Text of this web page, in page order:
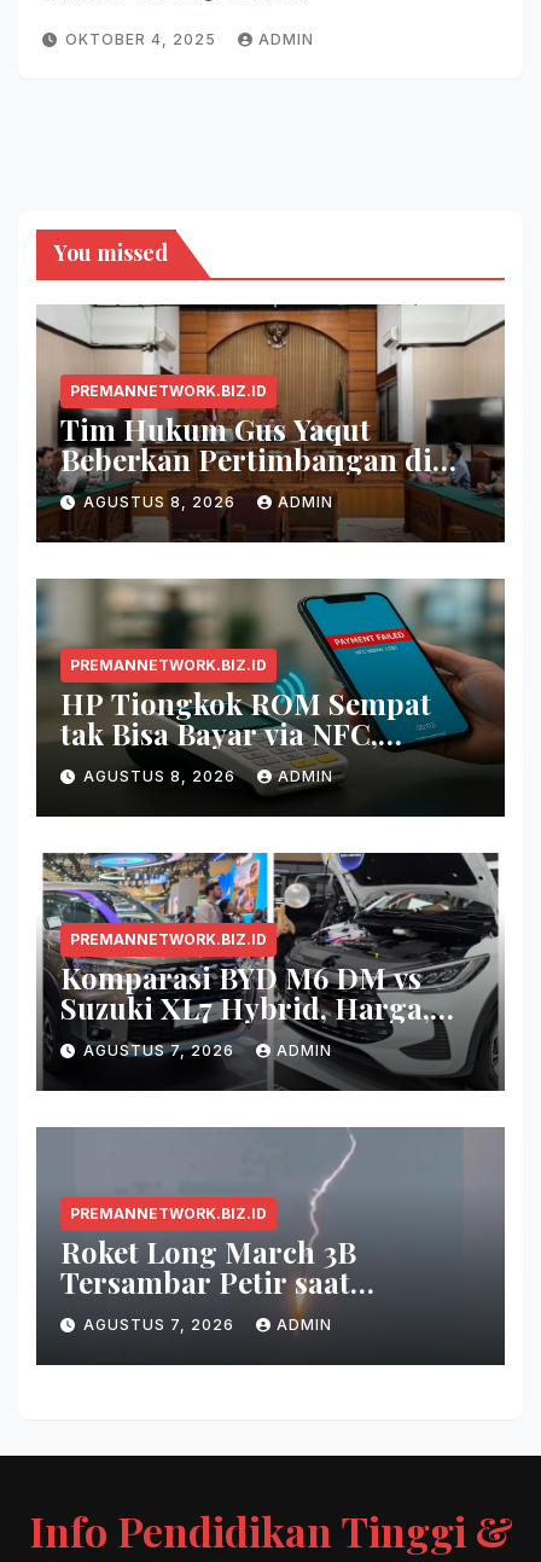
OKTOBER 4, 2025 ADMIN
You missed
PREMANNETWORK.BIZ.ID
Tim Hukum Gus Yaqut
Beberkan Pertimbangan di
Balik Pembagian Tambahan
Kuota Haji 2024
AGUSTUS 8, 2026 ADMIN
PREMANNETWORK.BIZ.ID
HP Tiongkok ROM Sempat
tak Bisa Bayar via NFC,
Google Wallet Disorot
AGUSTUS 8, 2026 ADMIN
PREMANNETWORK.BIZ.ID
Komparasi BYD M6 DM vs
Suzuki XL7 Hybrid, Harga,
Fitur, dan Seberapa Irit?
AGUSTUS 7, 2026 ADMIN
PREMANNETWORK.BIZ.ID
Roket Long March 3B
Tersambar Petir saat
Meluncur, Misi Tetap Berhasil
AGUSTUS 7, 2026 ADMIN
Info Pendidikan Tinggi &